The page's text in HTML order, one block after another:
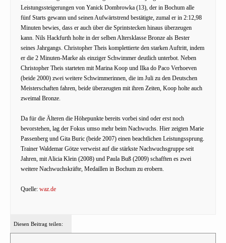
Leistungssteigerungen von Yanick Dombrowka (13), der in Bochum alle
fünf Starts gewann und seinen Aufwärtstrend bestätigte, zumal er in 2:12,98
Minuten bewies, dass er auch über die Sprintstecken hinaus überzeugen
kann. Nils Hackfurth holte in der selben Altersklasse Bronze als Bester
seines Jahrgangs. Christopher Theis komplettierte den starken Auftritt, indem
er die 2 Minuten-Marke als einziger Schwimmer deutlich unterbot. Neben
Christopher Theis starteten mit Marina Koop und Ilka do Paco Verhoeven
(beide 2000) zwei weitere Schwimmerinnen, die im Juli zu den Deutschen
Meisterschaften fahren, beide überzeugten mit ihren Zeiten, Koop holte auch
zweimal Bronze.
Da für die Älteren die Höhepunkte bereits vorbei sind oder erst noch
bevorstehen, lag der Fokus umso mehr beim Nachwuchs. Hier zeigten Marie
Passenberg und Gita Buric (beide 2007) einen beachtlichen Leistungssprung.
Trainer Waldemar Götze verweist auf die stärkste Nachwuchsgruppe seit
Jahren, mit Alicia Klein (2008) und Paula Buß (2009) schafften es zwei
weitere Nachwuchskräfte, Medaillen in Bochum zu erobern.
Quelle: waz.de
Diesen Beitrag teilen: